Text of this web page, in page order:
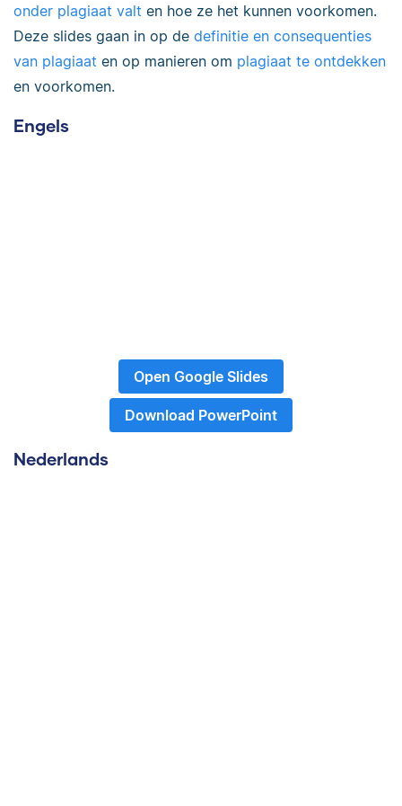
onder plagiaat valt en hoe ze het kunnen voorkomen.
Deze slides gaan in op de definitie en consequenties
van plagiaat en op manieren om plagiaat te ontdekken
en voorkomen.
Engels
Open Google Slides
Download PowerPoint
Nederlands